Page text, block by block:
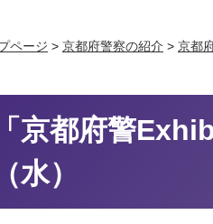
ページ > 京都府警察の紹介 > 京都
「京都府警
（水）